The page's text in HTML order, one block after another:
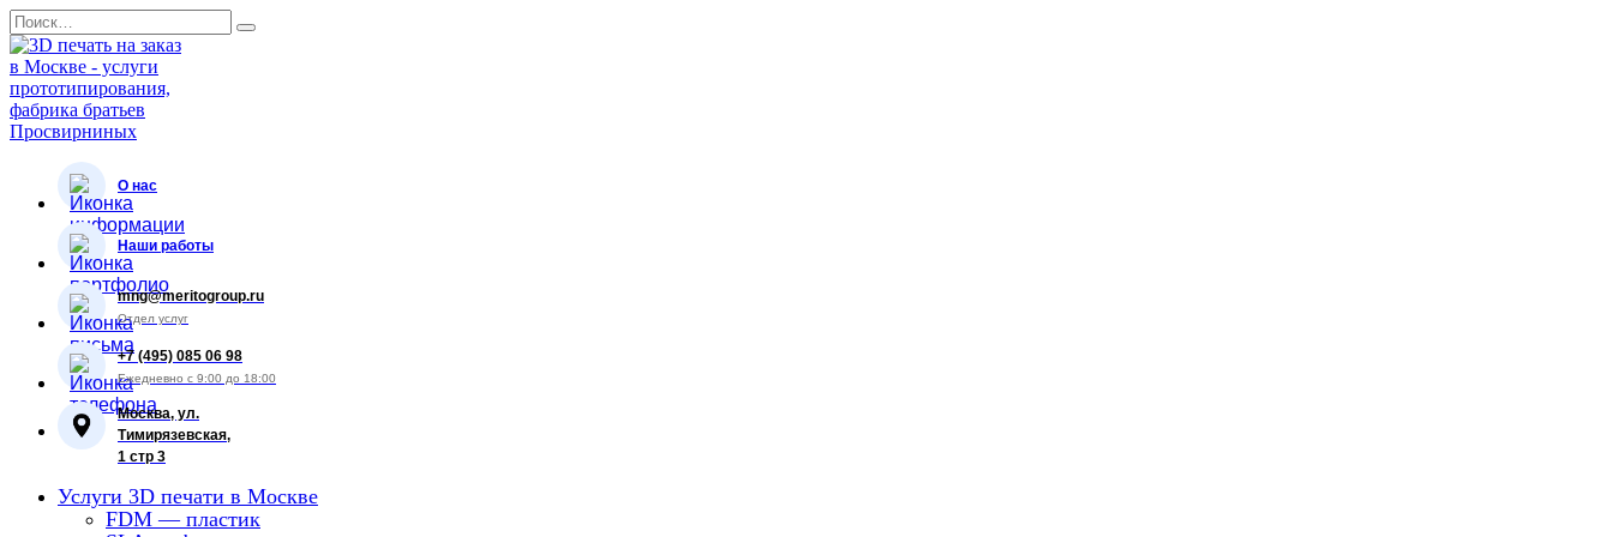
Перейти
к
содержанию
Search
for:
О нас
Наши работы
mng@meritogroup.ru
Отдел услуг
+7 (495) 085 06 98
Ежедневно с 9:00 до 18:00
Москва, ул.
Тимирязевская,
1 стр 3
Услуги 3D печати в Москве
FDM — пластик